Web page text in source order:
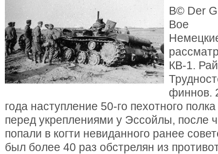
В© Der
Boe
КВ-1.
финнов.
года наступление 50-го пехотного
перед укреплениями у Эссойлы, после
попали в когти невиданного ранее
был более 40 раз обстрелян из